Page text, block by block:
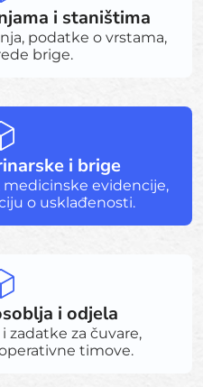
i staništima
podatke o vrstama,
brige.
i brige
evidencije,
o usklađenosti.
i odjela
zadatke za čuvare,
timove.